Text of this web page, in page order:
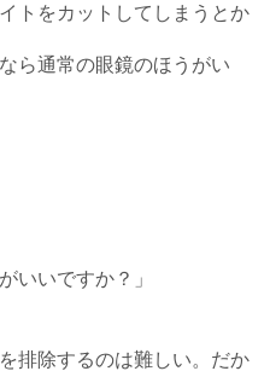
トをカットしてしまうとか
ら通常の眼鏡のほうがい
いいですか？」
排除するのは難しい。だか